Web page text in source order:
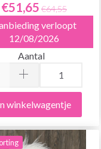
€51,65 €64,55
verloopt
12/08/2026
Aantal
winkelwagentje